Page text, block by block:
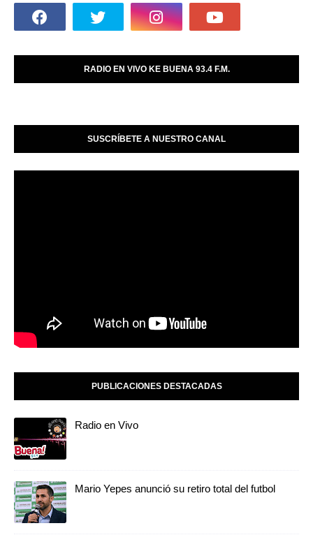
RADIO EN VIVO KE BUENA 93.4 F.M.
SUSCRÍBETE A NUESTRO CANAL
PUBLICACIONES DESTACADAS
Radio en Vivo
Mario Yepes anunció su retiro total del futbol